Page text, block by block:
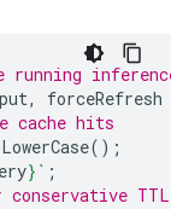
running
,
forceRefresh
cache hits
();
} ` ;
TTL